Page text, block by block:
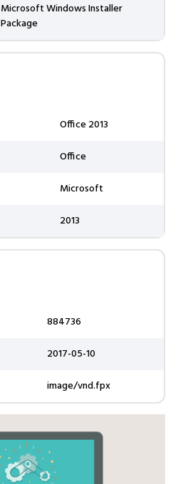
Microsoft Windows Installer
Package
Office 2013
Office
Microsoft
2013
884736
2017-05-10
image/vnd.fpx